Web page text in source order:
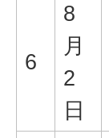
6
8
月
2
日